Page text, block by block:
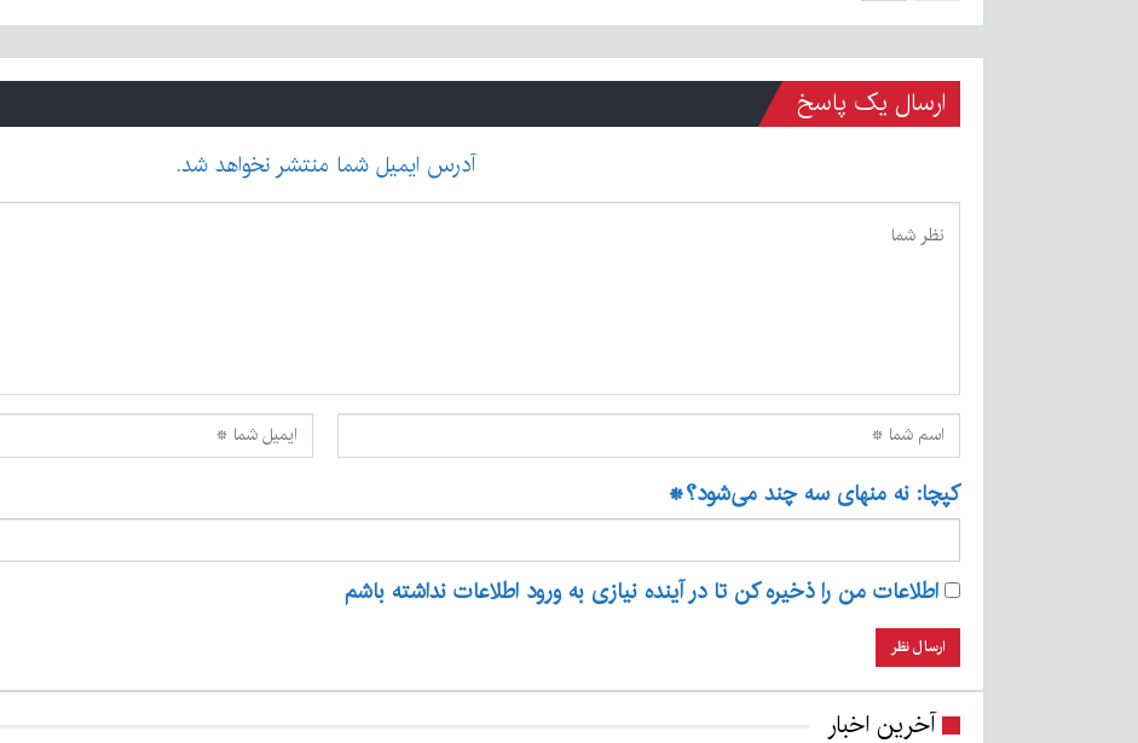
ارسال یک پاسخ
آدرس ایمیل شما منتشر نخواهد شد.
کپچا: نه منهای سه چند می‌شود؟*
اطلاعات من را ذخیره کن تا در آینده نیازی به ورود اطلاعات نداشته باشم
آخرین اخبار